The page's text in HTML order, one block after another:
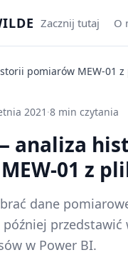
Zacznij tutaj O
pomiarów MEW-01 z
2021 ·8 min czytania
analiza
01 z
dane
później
w Power BI.